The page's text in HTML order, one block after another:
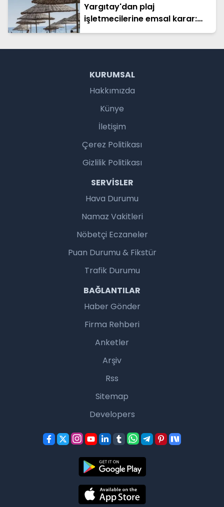
Yargıtay'dan plaj
işletmecilerine emsal karar:
Hapis cezası onandı
KURUMSAL
Hakkımızda
Künye
İletişim
Çerez Politikası
Gizlilik Politikası
SERVISLER
Hava Durumu
Namaz Vakitleri
Nöbetçi Eczaneler
Puan Durumu & Fikstür
Trafik Durumu
BAĞLANTILAR
Haber Gönder
Firma Rehberi
Anketler
Arşiv
Rss
Sitemap
Developers